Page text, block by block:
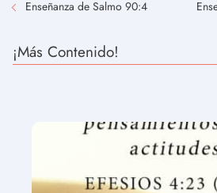
Enseñanza de Salmo 90:4
¡Más Contenido!